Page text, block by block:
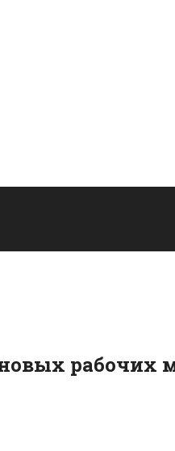
рабочих